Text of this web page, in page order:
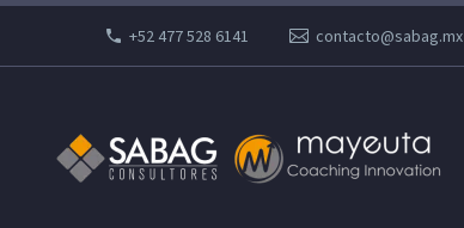
+52 477 528 6141 contacto@sabag.mx